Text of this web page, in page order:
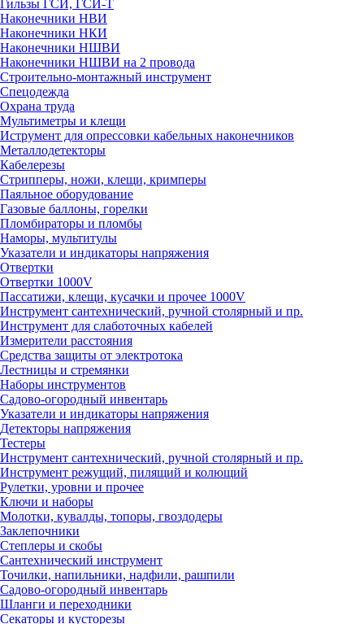
Гильзы ГСИ, ГСИ-Т
Наконечники НВИ
Наконечники НКИ
Наконечники НШВИ
Наконечники НШВИ на 2 провода
Строительно-монтажный инструмент
Спецодежда
Охрана труда
Мультиметры и клещи
Иструмент для опрессовки кабельных наконечников
Металлодетекторы
Кабелерезы
Стрипперы, ножи, клещи, кримперы
Паяльное оборудование
Газовые баллоны, горелки
Пломбираторы и пломбы
Наморы, мультитулы
Указатели и индикаторы напряжения
Отвертки
Отвертки 1000V
Пассатижи, клещи, кусачки и прочее 1000V
Инструмент сантехнический, ручной столярный и пр.
Инструмент для слаботочных кабелей
Измерители расстояния
Средства защиты от электротока
Лестницы и стремянки
Наборы инструментов
Садово-огородный инвентарь
Указатели и индикаторы напряжения
Детекторы напряжения
Тестеры
Инструмент сантехнический, ручной столярный и пр.
Инструмент режущий, пилящий и колющий
Рулетки, уровни и прочее
Ключи и наборы
Молотки, кувалды, топоры, гвоздодеры
Заклепочники
Степлеры и скобы
Сантехнический инструмент
Точилки, напильники, надфили, рашпили
Садово-огородный инвентарь
Шланги и переходники
Секаторы и кусторезы